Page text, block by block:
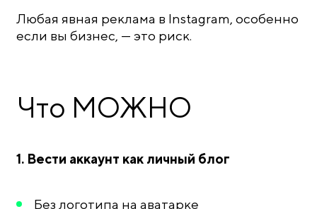
Любая явная реклама в Instagram, особенно
если вы бизнес, — это риск.
Что МОЖНО
1. Вести аккаунт как личный блог
Без логотипа на аватарке